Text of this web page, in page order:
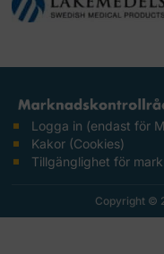
Logga in (endast för
Kakor (Cookies)
Tillgänglighet för
Copyright ©